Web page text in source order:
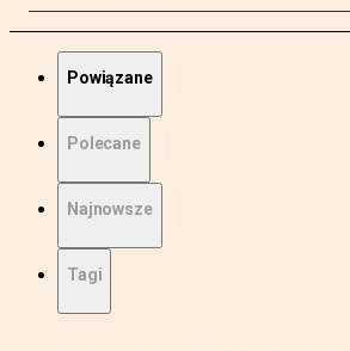
Powiązane
Polecane
Najnowsze
Tagi